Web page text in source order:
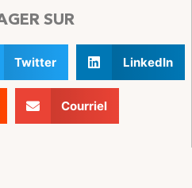
SUR
Twitter LinkedIn
Courriel